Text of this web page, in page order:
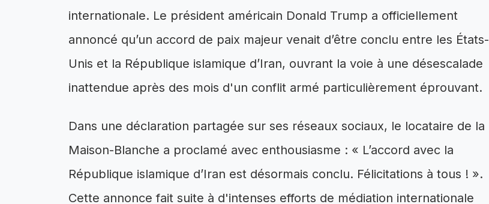
internationale. Le président américain Donald Trump a officiellement
annoncé qu’un accord de paix majeur venait d’être conclu entre les États-
Unis et la République islamique d’Iran, ouvrant la voie à une désescalade
inattendue après des mois d'un conflit armé particulièrement éprouvant.
Dans une déclaration partagée sur ses réseaux sociaux, le locataire de la
Maison-Blanche a proclamé avec enthousiasme : « L’accord avec la
République islamique d’Iran est désormais conclu. Félicitations à tous ! ».
Cette annonce fait suite à d'intenses efforts de médiation internationale